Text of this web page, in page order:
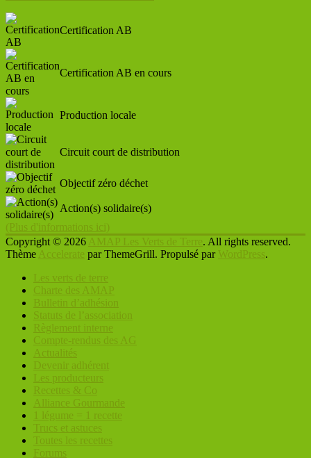
Certification AB
Certification AB en cours
Production locale
Circuit court de distribution
Objectif zéro déchet
Action(s) solidaire(s)
(Plus d'informations ici)
Copyright © 2026 AMAP Les Verts de Terre. All rights reserved.
Thème Accelerate par ThemeGrill. Propulsé par WordPress.
Les verts de terre
Charte des AMAP
Bulletin d’adhésion
Statuts de l’association
Règlement interne
Compte-rendus des AG
Actualités
Devenir adhérent
Les producteurs
Recettes & Co
Alliance Gourmande
1 légume = 1 recette
Trucs et astuces
Toutes les recettes
Forums